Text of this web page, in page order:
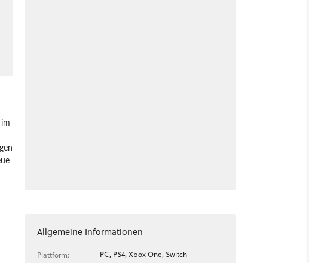
Allgemeine Informationen
Plattform:
PC, PS4, Xbox One, Switch